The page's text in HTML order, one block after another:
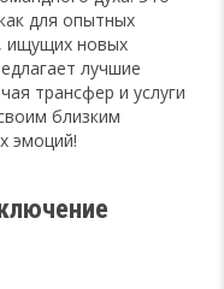
для опытных
ищущих новых
лучшие
трансфер и услуги
близким
эмоций!